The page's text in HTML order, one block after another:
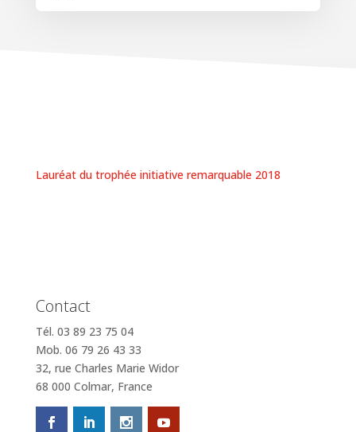
Lauréat du trophée initiative remarquable 2018
Contact
Tél. 03 89 23 75 04
Mob. 06 79 26 43 33
32, rue Charles Marie Widor
68 000 Colmar, France